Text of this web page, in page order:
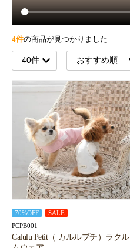
4件の商品が見つかりました
70%OFF SALE
PCPB001
Calulu Petit（ カルルプチ）ラクル